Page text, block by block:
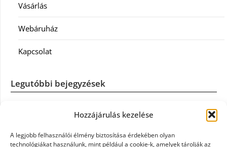
Hozzájárulás kezelése
A legjobb felhasználói élmény biztosítása érdekében olyan
technológiákat használunk, mint például a cookie-k, amelyek tárolják az
Vásárlás
Webáruház
Kapcsolat
Legutóbbi bejegyzések
Casco szélvédőcsere: mikor éri meg a biztosítást igénybe
Könyvelés: mikor érdemes könyvelőt váltani?